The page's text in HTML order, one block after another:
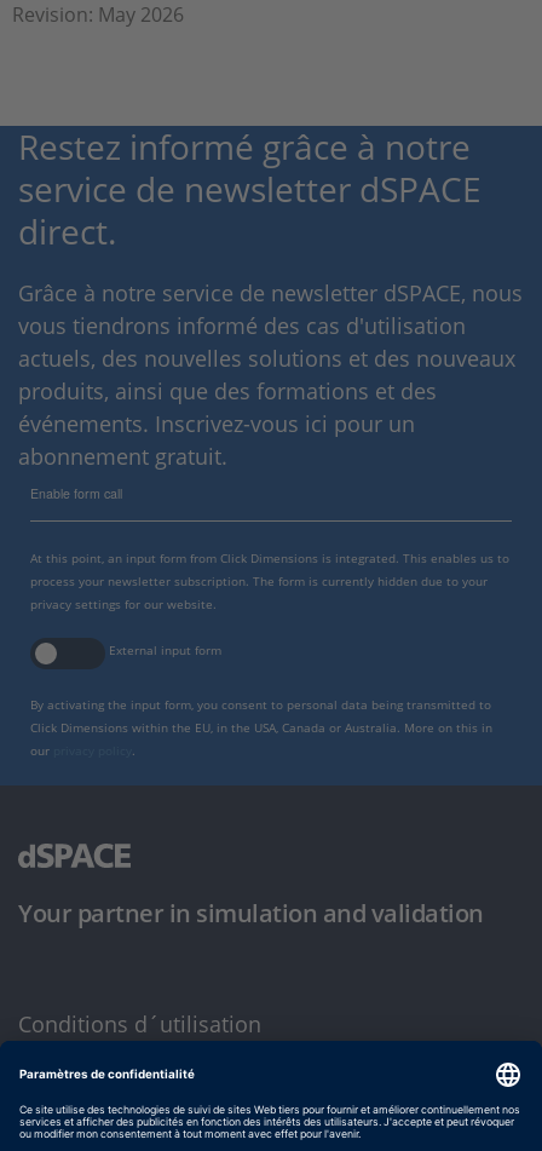
Revision: May 2026
Restez informé grâce à notre
service de newsletter dSPACE
direct.
Grâce à notre service de newsletter dSPACE, nous
vous tiendrons informé des cas d'utilisation
actuels, des nouvelles solutions et des nouveaux
produits, ainsi que des formations et des
événements. Inscrivez-vous ici pour un
abonnement gratuit.
Enable form call
At this point, an input form from Click Dimensions is integrated. This enables us to
process your newsletter subscription. The form is currently hidden due to your
privacy settings for our website.
External input form
By activating the input form, you consent to personal data being transmitted to
Click Dimensions within the EU, in the USA, Canada or Australia. More on this in
our
.
Your partner in simulation and validation
Conditions d´utilisation
Politique de confidentialité
Mentions légales et conditions générales